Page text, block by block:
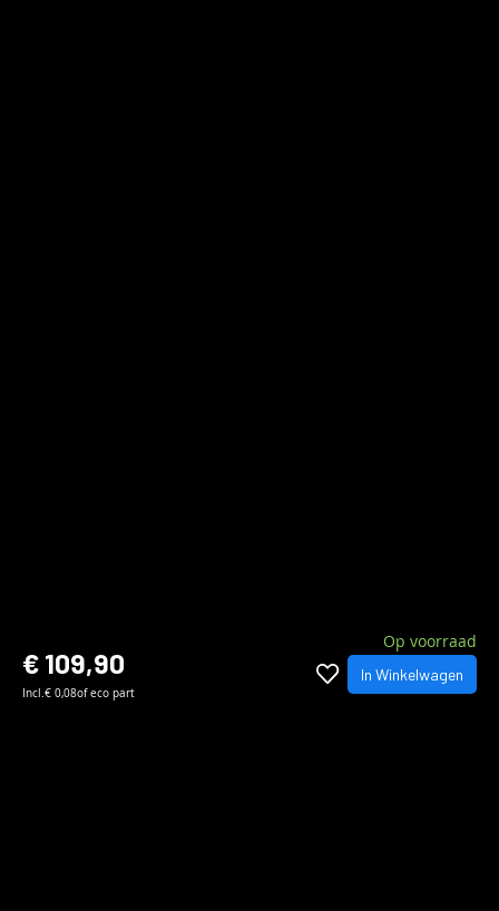
€ 109,90
Incl. € 0,08of eco part
Op voorraad
In Winkelwagen